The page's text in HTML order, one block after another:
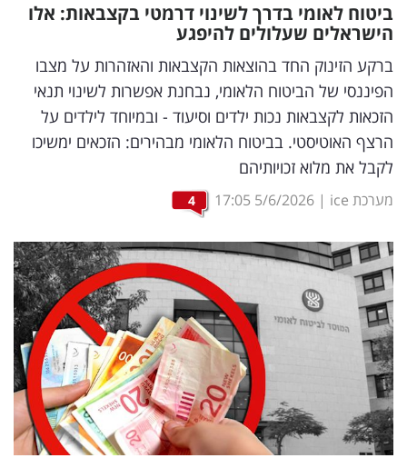
דיגיטל
וטק
שיווק
ופרסום
משפט
ומחקרים
דעות
רכילות
עסקית
קריפטו
ויראלי
ביטוח לאומי בדרך לשינוי דרמטי בקצבאות: אלו
הישראלים שעלולים להיפגע
ברקע הזינוק החד בהוצאות הקצבאות והאזהרות על מצבו
הפיננסי של הביטוח הלאומי, נבחנת אפשרות לשינוי תנאי
הזכאות לקצבאות נכות ילדים וסיעוד - ובמיוחד לילדים על
הרצף האוטיסטי. בביטוח הלאומי מבהירים: הזכאים ימשיכו
לקבל את מלוא זכויותיהם
מערכת ice |
5/6/2026
17:05
4